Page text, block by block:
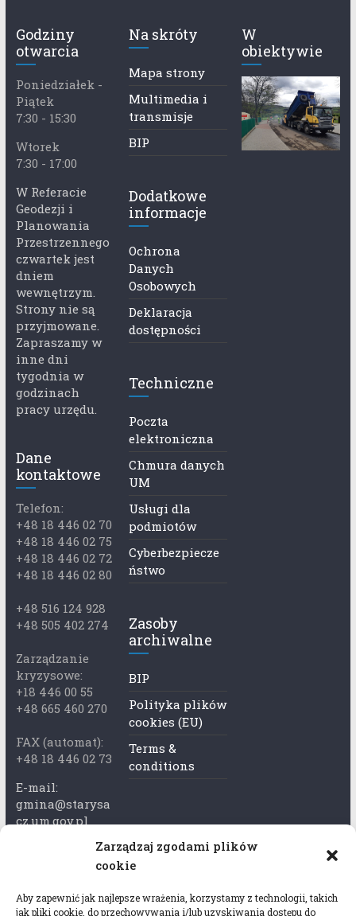
Zarządzaj zgodami plików
cookie
Aby zapewnić jak najlepsze wrażenia, korzystamy z technologii, takich
jak pliki cookie, do przechowywania i/lub uzyskiwania dostępu do
Godziny
otwarcia
Poniedziałek -
Piątek
7:30 - 15:30
Wtorek
7:30 - 17:00
W Referacie
Geodezji i
Planowania
Przestrzennego
czwartek jest
dniem
wewnętrzym.
Strony nie są
przyjmowane.
Zapraszamy w
inne dni
tygodnia w
godzinach
pracy urzędu.
Dane
kontaktowe
Telefon:
+48 18 446 02 70
+48 18 446 02 75
+48 18 446 02 72
+48 18 446 02 80
+48 516 124 928
+48 505 402 274
Zarządzanie
kryzysowe:
+18 446 00 55
+48 665 460 270
FAX (automat):
+48 18 446 02 73
E-mail:
gmina@starysa
cz.um.gov.pl
Adres skrzynki
rytka
Na skróty
Mapa strony
Multimedia i
transmisje
BIP
Dodatkowe
informacje
Ochrona
Danych
Osobowych
Deklaracja
dostępności
Techniczne
Poczta
elektroniczna
Chmura danych
UM
Usługi dla
podmiotów
Cyberbezpiecze
ństwo
Zasoby
archiwalne
BIP
Polityka plików
cookies (EU)
Terms &
conditions
W
obiektywie